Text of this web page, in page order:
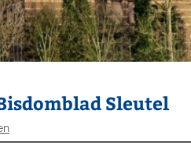
Sleutel